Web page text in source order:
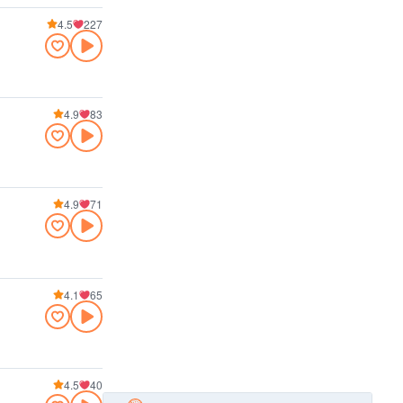
4.5 227
4.9 83
4.9 71
4.1 65
4.5 40